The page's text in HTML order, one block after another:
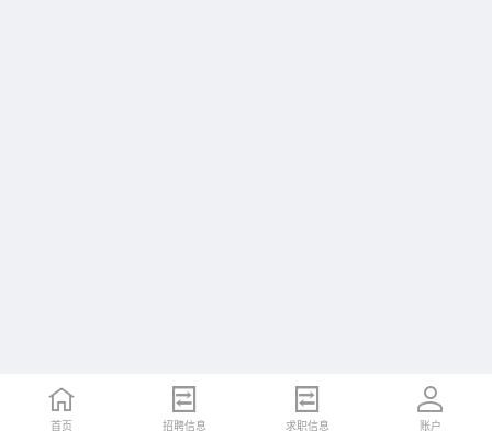
首页 招聘信息 求职信息 账户